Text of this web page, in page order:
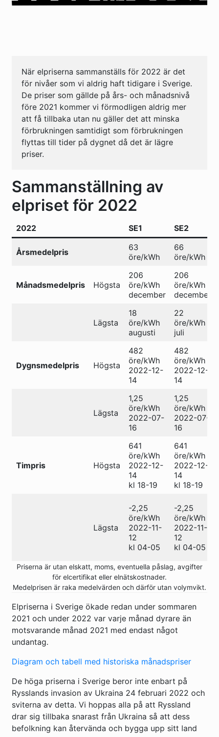
När elpriserna sammanställs för 2022 är det
för nivåer som vi aldrig haft tidigare i Sverige.
De priser som gällde på års- och månadsnivå
före 2021 kommer vi förmodligen aldrig mer
att få tillbaka utan nu gäller det att minska
förbrukningen samtidigt som förbrukningen
flyttas till tider på dygnet då det är lägre
priser.
Sammanställning av
elpriset för 2022
2022 SE1 SE2
Årsmedelpris
63
öre/kWh
66
öre/kWh
Månadsmedelpris Högsta
206
öre/kWh
december
206
öre/kWh
december
Lägsta
18
öre/kWh
augusti
22
öre/kWh
juli
Dygnsmedelpris Högsta
482
öre/kWh
2022-12-
14
482
öre/kWh
2022-12-
14
Lägsta
1,25
öre/kWh
2022-07-
16
1,25
öre/kWh
2022-07-
16
Timpris Högsta
641
öre/kWh
2022-12-
14
kl 18-19
641
öre/kWh
2022-12-
14
kl 18-19
Lägsta
-2,25
öre/kWh
2022-11-
12
kl 04-05
-2,25
öre/kWh
2022-11-
12
kl 04-05
Priserna är utan elskatt, moms, eventuella påslag, avgifter
för elcertifikat eller elnätskostnader.
Medelprisen är raka medelvärden och därför utan volymvikt.
Elpriserna i Sverige ökade redan under sommaren
2021 och under 2022 var varje månad dyrare än
motsvarande månad 2021 med endast något
undantag.
Diagram och tabell med historiska månadspriser
De höga priserna i Sverige beror inte enbart på
Rysslands invasion av Ukraina 24 februari 2022 och
sviterna av detta. Vi hoppas alla på att Ryssland
drar sig tillbaka snarast från Ukraina så att dess
befolkning kan återvända och bygga upp sitt land